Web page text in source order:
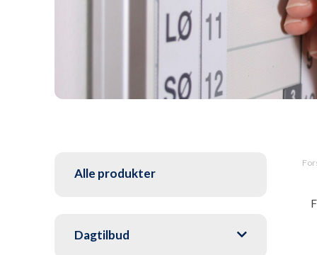
Alle produkter
Dagtilbud